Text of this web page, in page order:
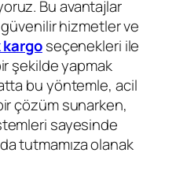
Bu avantajlar
güvenilir hizmetler ve
kargoseçenekleri ile
şekilde yapmak
bu yöntemle, acil
çözüm sunarken,
sayesinde
tutmamıza olanak